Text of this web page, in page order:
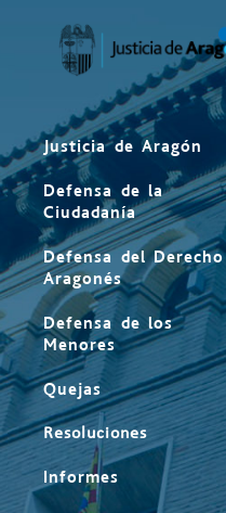
Justicia de Aragón
Defensa de la
Ciudadanía
Defensa del Derecho
Aragonés
Defensa de los
Menores
Quejas
Resoluciones
Informes